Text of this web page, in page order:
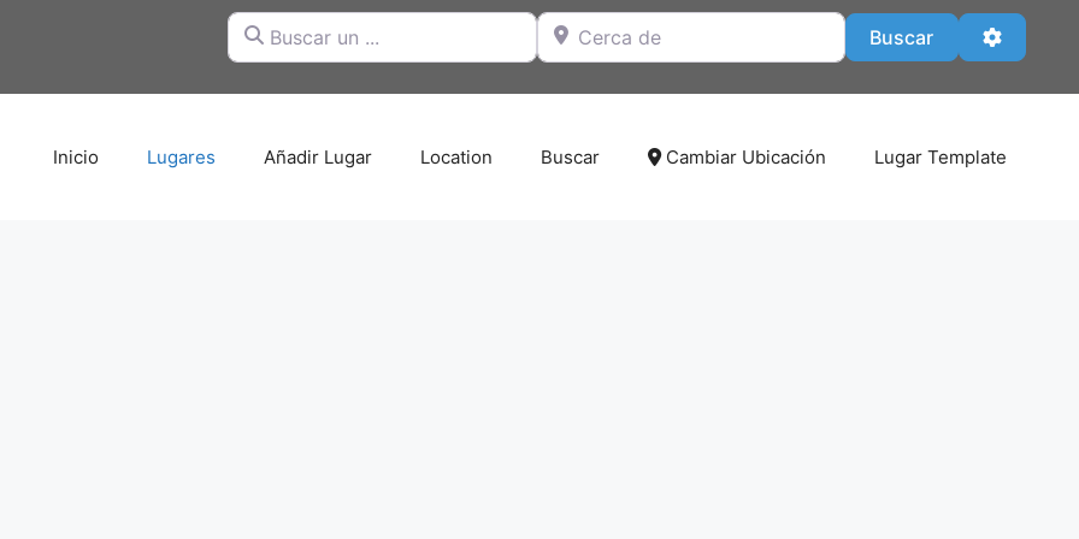
Buscar un ... Cerca de BuscarBuscar
Inicio Lugares Añadir Lugar Location Buscar Cambiar Ubicación Lugar Template